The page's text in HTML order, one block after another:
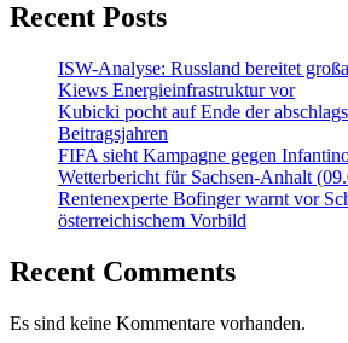
Recent Posts
ISW-Analyse: Russland bereitet
Kiews Energieinfrastruktur vor
Kubicki pocht auf Ende der
Beitragsjahren
FIFA sieht Kampagne gegen
Wetterbericht für Sachsen-Anhalt
Rentenexperte Bofinger warnt vor
österreichischem Vorbild
Recent Comments
Es sind keine Kommentare vorhanden.